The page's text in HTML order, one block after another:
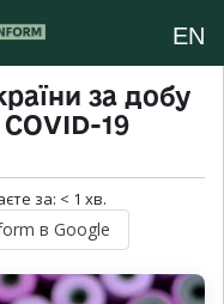
EN
за добу
19
за: < 1 хв.
в Google